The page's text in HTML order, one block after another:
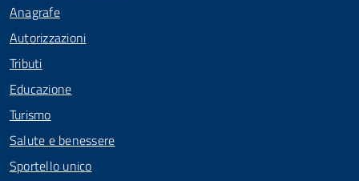
Anagrafe
Autorizzazioni
Tributi
Educazione
Turismo
Salute e benessere
Sportello unico